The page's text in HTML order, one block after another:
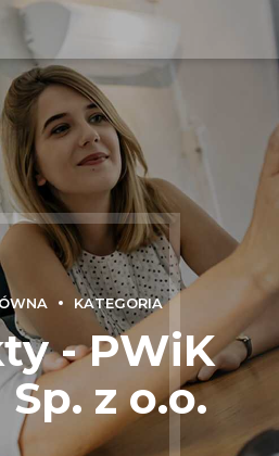
KATEGORIA
- PWiK
z o.o.